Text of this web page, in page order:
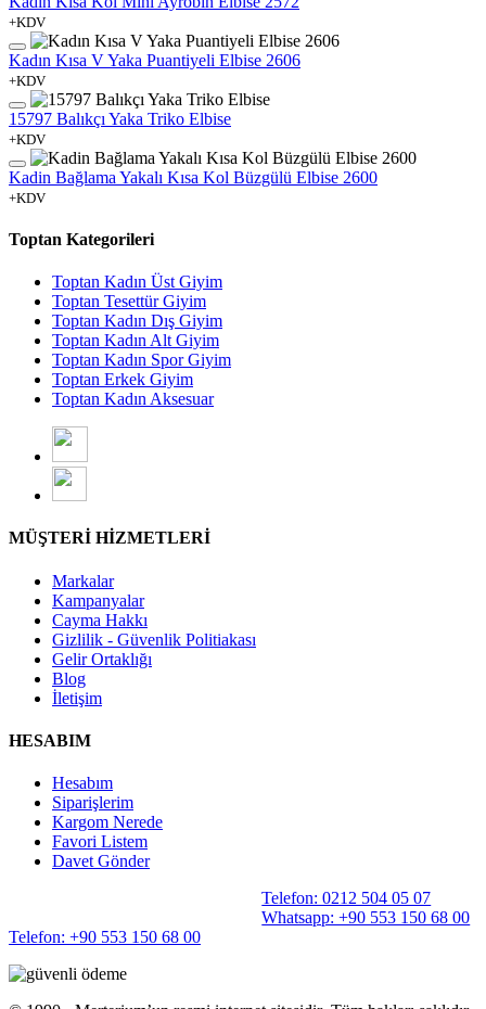
+KDV
Kadın Kısa V Yaka Puantiyeli Elbise 2606
+KDV
15797 Balıkçı Yaka Triko Elbise
+KDV
Kadin Bağlama Yakalı Kısa Kol Büzgülü Elbise 2600
+KDV
Toptan Kategorileri
Toptan Kadın Üst Giyim
Toptan Tesettür Giyim
Toptan Kadın Dış Giyim
Toptan Kadın Alt Giyim
Toptan Kadın Spor Giyim
Toptan Erkek Giyim
Toptan Kadın Aksesuar
MÜŞTERİ HİZMETLERİ
Markalar
Kampanyalar
Cayma Hakkı
Gizlilik - Güvenlik Politiakası
Gelir Ortaklığı
Blog
İletişim
HESABIM
Hesabım
Siparişlerim
Kargom Nerede
Favori Listem
Davet Gönder
Telefon: 0212 504 05 07
Whatsapp: +90 553 150 68 00
Telefon: +90 553 150 68 00